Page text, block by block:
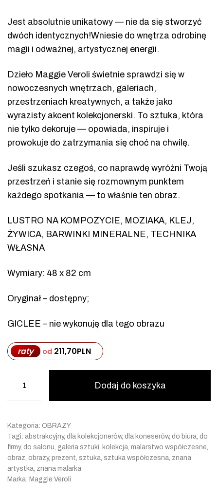
Jest absolutnie unikatowy — nie da się stworzyć
dwóch identycznych!Wniesie do wnętrza odrobinę
magii i odważnej, artystycznej energii.
Dzieło Maggie Veroli świetnie sprawdzi się w
nowoczesnych wnętrzach, galeriach,
przestrzeniach kreatywnych, a także jako
wyrazisty akcent kolekcjonerski. To sztuka, która
nie tylko dekoruje — opowiada, inspiruje i
prowokuje do zatrzymania się choć na chwilę.
Jeśli szukasz czegoś, co naprawdę wyróżni Twoją
przestrzeń i stanie się rozmownym punktem
każdego spotkania — to właśnie ten obraz.
LUSTRO NA KOMPOZYCIE, MOZIAKA, KLEJ,
ŻYWICA, BARWINKI MINERALNE, TECHNIKA
WŁASNA
Wymiary: 48 x 82 cm
Oryginał – dostępny;
GICLEE – nie wykonuję dla tego obrazu
raty od 211,70PLN
Dodaj do koszyka
Kategoria: OBRAZY
Tagi: abstrakcyjny, dla kolekcjonerów, dla koneserów, do biura do
firmy, do salonu galeria sztuki kolekcja malarstwo współczesne
obraz obrazy, prezent sztuka sztuka współczesna znana
artystka znana malarka
Marka: Maggie Veroli